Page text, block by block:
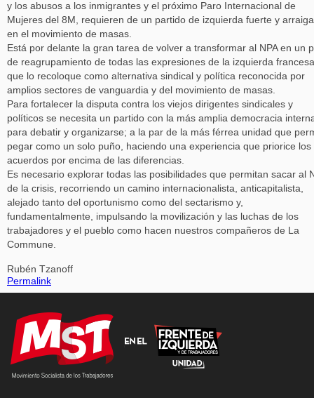
y los abusos a los inmigrantes y el próximo Paro Internacional de
Mujeres del 8M, requieren de un partido de izquierda fuerte y
en el movimiento de masas.
Está por delante la gran tarea de volver a transformar al NPA en un
de reagrupamiento de todas las expresiones de la izquierda
que lo recoloque como alternativa sindical y política reconocida por
amplios sectores de vanguardia y del movimiento de masas.
Para fortalecer la disputa contra los viejos dirigentes sindicales y
políticos se necesita un partido con la más amplia democracia
para debatir y organizarse; a la par de la más férrea unidad que
pegar como un solo puño, haciendo una experiencia que priorice los
acuerdos por encima de las diferencias.
Es necesario explorar todas las posibilidades que permitan sacar al
de la crisis, recorriendo un camino internacionalista, anticapitalista,
alejado tanto del oportunismo como del sectarismo y,
fundamentalmente, impulsando la movilización y las luchas de los
trabajadores y el pueblo como hacen nuestros compañeros de La
Commune.
Rubén Tzanoff
Permalink